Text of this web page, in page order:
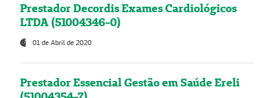
Prestador Decordis Exames Cardiológicos
LTDA (51004346-0)
01 de Abril de 2020
Prestador Essencial Gestão em Saúde Ereli